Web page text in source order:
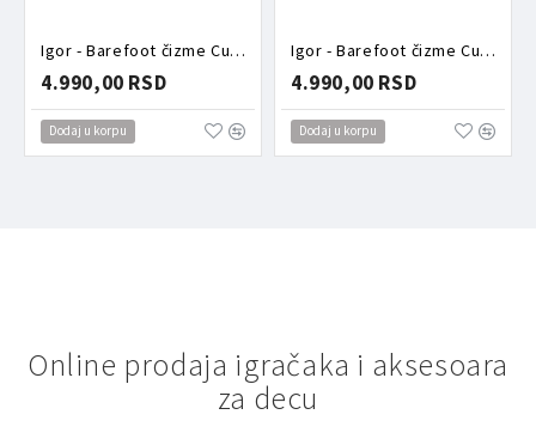
Igor - Barefoot čizme Cuello Elmwood
4.990,00 RSD
Dodaj u korpu
Igor - Barefoot čizme Cuello Petroleo
4.990,00 RSD
Dodaj u korpu
Online prodaja igračaka i aksesoara
za decu